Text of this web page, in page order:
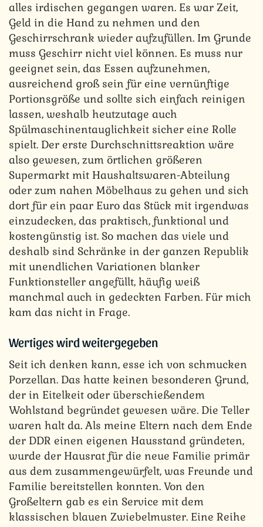
alles irdischen gegangen waren. Es war Zeit,
Geld in die Hand zu nehmen und den
Geschirrschrank wieder aufzufüllen. Im Grunde
muss Geschirr nicht viel können. Es muss nur
geeignet sein, das Essen aufzunehmen,
ausreichend groß sein für eine vernünftige
Portionsgröße und sollte sich einfach reinigen
lassen, weshalb heutzutage auch
Spülmaschinentauglichkeit sicher eine Rolle
spielt. Der erste Durchschnittsreaktion wäre
also gewesen, zum örtlichen größeren
Supermarkt mit Haushaltswaren-Abteilung
oder zum nahen Möbelhaus zu gehen und sich
dort für ein paar Euro das Stück mit irgendwas
einzudecken, das praktisch, funktional und
kostengünstig ist. So machen das viele und
deshalb sind Schränke in der ganzen Republik
mit unendlichen Variationen blanker
Funktionsteller angefüllt, häufig weiß
manchmal auch in gedeckten Farben. Für mich
kam das nicht in Frage.
Wertiges wird weitergegeben
Seit ich denken kann, esse ich von schmucken
Porzellan. Das hatte keinen besonderen Grund,
der in Eitelkeit oder überschießendem
Wohlstand begründet gewesen wäre. Die Teller
waren halt da. Als meine Eltern nach dem Ende
der DDR einen eigenen Hausstand gründeten,
wurde der Hausrat für die neue Familie primär
aus dem zusammengewürfelt, was Freunde und
Familie bereitstellen konnten. Von den
Großeltern gab es ein Service mit dem
klassischen blauen Zwiebelmuster. Eine Reihe